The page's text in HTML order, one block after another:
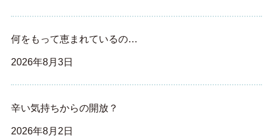
何をもって恵まれているの…
2026年8月3日
辛い気持ちからの開放？
2026年8月2日